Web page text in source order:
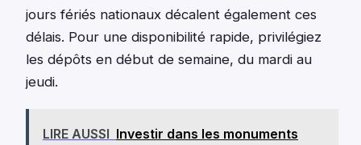
jours fériés nationaux décalent également ces
délais. Pour une disponibilité rapide, privilégiez
les dépôts en début de semaine, du mardi au
jeudi.
LIRE AUSSI Investir dans les monuments